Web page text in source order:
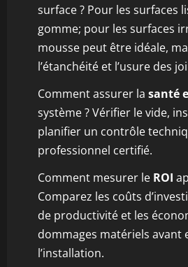
surface ? Pour les surfaces
gomme; pour les surfaces
mousse peut être idéale,
l’étanchéité et l’usure des
Comment assurer la santé
système ? Vérifier le vide,
planifier un contrôle
professionnel certifié.
Comment mesurer le ROI
Comparez les coûts
de productivité et les
dommages matériels avant
l’installation.